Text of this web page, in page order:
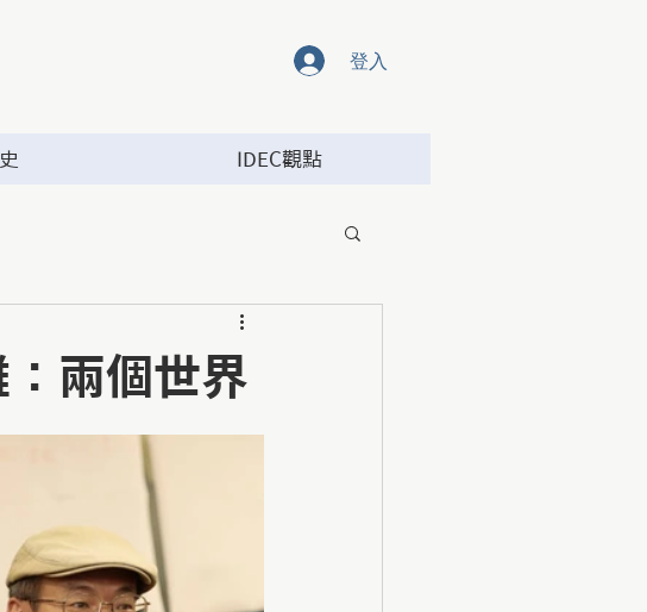
登入
IDEC觀點
兩個世界